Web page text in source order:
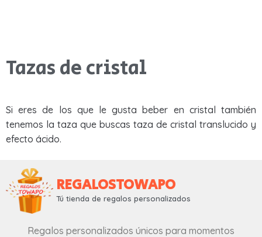
Tazas de cristal
Si eres de los que le gusta beber en cristal también
tenemos la taza que buscas taza de cristal translucido y
efecto ácido.
REGALOSTOWAPO
Tú tienda de regalos personalizados
Regalos personalizados únicos para momentos